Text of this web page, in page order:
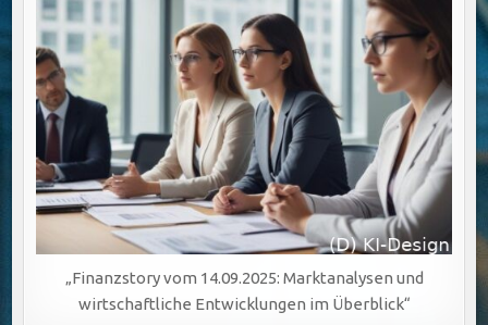
„Finanzstory vom 14.09.2025: Marktanalysen und
wirtschaftliche Entwicklungen im Überblick“